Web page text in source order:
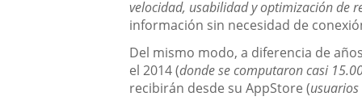
velocidad, usabilidad y optimización de
información sin necesidad de
Del mismo modo, a diferencia de
el 2014 (donde se computaron casi
recibirán desde su AppStore (usuarios